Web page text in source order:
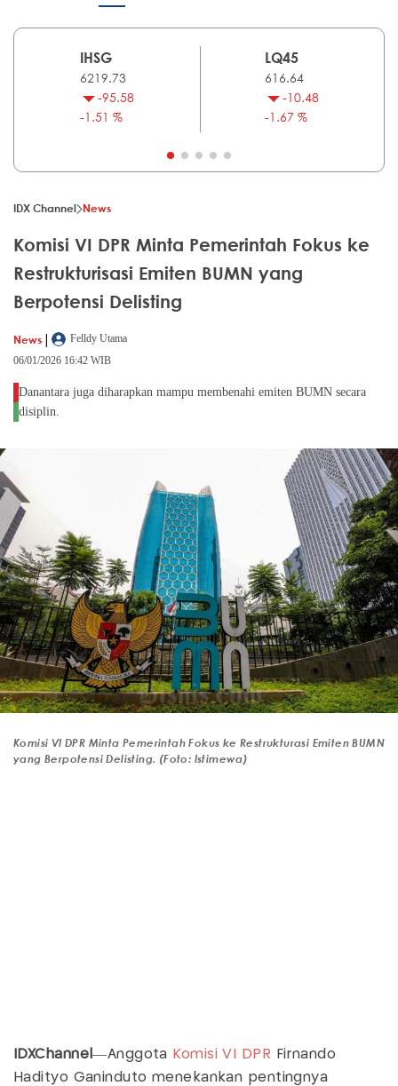
IHSG
6219.73
-95.58
-1.51 %
LQ45
616.64
-10.48
-1.67 %
IDX Channel News
Komisi VI DPR Minta Pemerintah Fokus ke
Restrukturisasi Emiten BUMN yang
Berpotensi Delisting
News |
Felldy Utama
06/01/2026 16:42 WIB
Danantara juga diharapkan mampu membenahi emiten BUMN secara
disiplin.
Komisi VI DPR Minta Pemerintah Fokus ke Restrukturasi Emiten BUMN
yang Berpotensi Delisting. (Foto: Istimewa)
IDXChannel—Anggota Komisi VI DPR Firnando
Hadityo Ganinduto menekankan pentingnya